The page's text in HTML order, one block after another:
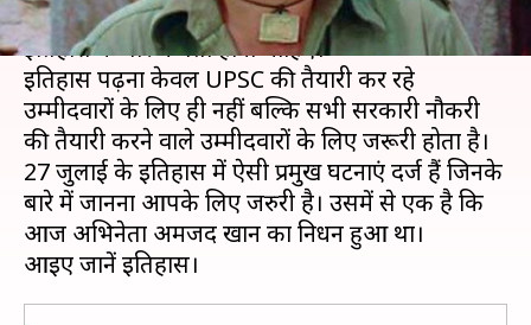
अगर आप UPSC परीक्षा की तैयारी कर रहे हैं तो आपको
इतिहास के बारे में पता होना चाहिए।
इतिहास पढ़ना केवल UPSC की तैयारी कर रहे
उम्मीदवारों के लिए ही नहीं बल्कि सभी सरकारी नौकरी
की तैयारी करने वाले उम्मीदवारों के लिए जरूरी होता है।
27 जुलाई के इतिहास में ऐसी प्रमुख घटनाएं दर्ज हैं जिनके
बारे में जानना आपके लिए जरुरी है। उसमें से एक है कि
आज अभिनेता अमजद खान का निधन हुआ था।